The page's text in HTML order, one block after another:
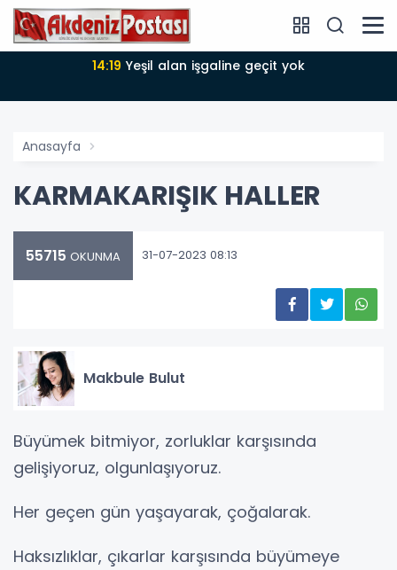
14:19 Yeşil alan işgaline geçit yok
Anasayfa
KARMAKARIŞIK HALLER
55715 OKUNMA 31-07-2023 08:13
Makbule Bulut
Büyümek bitmiyor, zorluklar karşısında
gelişiyoruz, olgunlaşıyoruz.
Her geçen gün yaşayarak, çoğalarak.
Haksızlıklar, çıkarlar karşısında büyümeye